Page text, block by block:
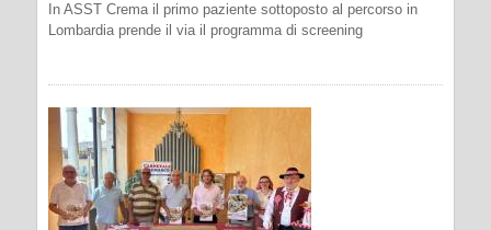
In ASST Crema il primo paziente sottoposto al percorso in
Lombardia prende il via il programma di screening